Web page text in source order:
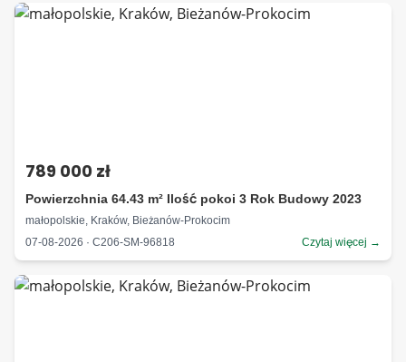
789 000 zł
Powierzchnia 64.43 m² Ilość pokoi 3 Rok Budowy 2023
małopolskie, Kraków, Bieżanów-Prokocim
07-08-2026 · C206-SM-96818
Czytaj więcej →